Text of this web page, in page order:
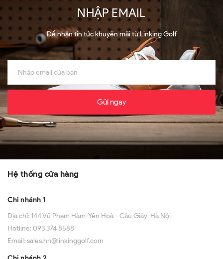
NHẬP EMAIL
Để nhận tin tức khuyến mãi từ Linking Golf
Gửi ngay
Hệ thống cửa hàng
Chi nhánh 1
Địa chỉ: 144 Vũ Phạm Hàm-Yên Hoà - Cầu Giấy-Hà Nội
Hotline:093 374 8588
Email:sales.hn@linkinggolf.com